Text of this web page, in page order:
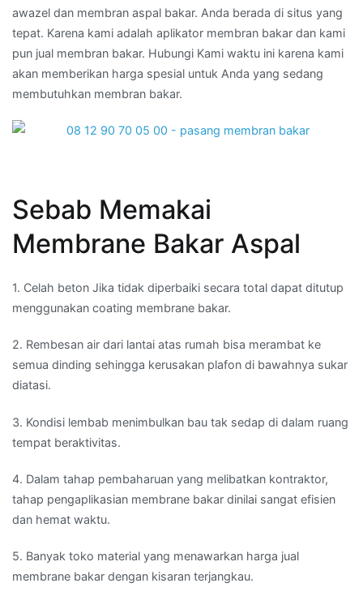
awazel dan membran aspal bakar. Anda berada di situs yang
tepat. Karena kami adalah aplikator membran bakar dan kami
pun jual membran bakar. Hubungi Kami waktu ini karena kami
akan memberikan harga spesial untuk Anda yang sedang
membutuhkan membran bakar.
Sebab Memakai
Membrane Bakar Aspal
1. Celah beton Jika tidak diperbaiki secara total dapat ditutup
menggunakan coating membrane bakar.
2. Rembesan air dari lantai atas rumah bisa merambat ke
semua dinding sehingga kerusakan plafon di bawahnya sukar
diatasi.
3. Kondisi lembab menimbulkan bau tak sedap di dalam ruang
tempat beraktivitas.
4. Dalam tahap pembaharuan yang melibatkan kontraktor,
tahap pengaplikasian membrane bakar dinilai sangat efisien
dan hemat waktu.
5. Banyak toko material yang menawarkan harga jual
membrane bakar dengan kisaran terjangkau.